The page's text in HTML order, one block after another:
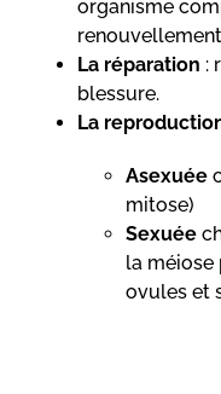
organisme
La réparation :
blessure.
La
Asexuée
mitose)
Sexuée
la méiose
ovules et